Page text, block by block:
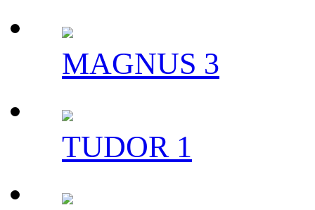
MAGNUS 3
TUDOR 1